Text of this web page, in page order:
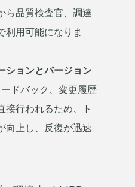
ら品質検査官、調達
利用可能になりま
ションとバージョン
ドバック、変更履歴
接行われるため、ト
向上し、反復が迅速